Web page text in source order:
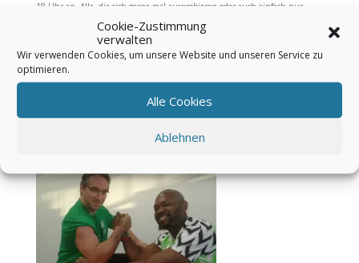
Cookie-Zustimmung
verwalten
Wir verwenden Cookies, um unsere Website und unseren Service zu
optimieren.
Alle Cookies
Ablehnen
18 Uhr an. Alle, die sich gerne mal ausprobieren oder auch einfach nur
zuschauen möchten, können ins Kraftwerk04 des TuS Huchting in der
Obervielander Str. 76 kommen.
Armdrücken, als Wettkampfsport Armwrestling genannt, machte Mitte der
80er Jahre vor allem in den USA auf sich aufmerksam ist aber auch hier zu
Lande populär. Hierbei ist jedoch nicht allein die Kraft der Kontrahenten
ausschlaggebend, sondern auch die Technik.
Das Bild zeigt links Roland Kamtschiev.